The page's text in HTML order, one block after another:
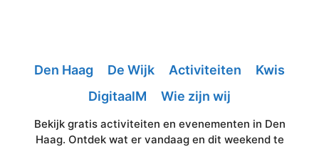
Den Haag De Wijk Activiteiten
Kwis
DigitaalM
Wie zijn wij
Bekijk gratis activiteiten en evenementen in Den
Haag. Ontdek wat er vandaag en dit weekend te